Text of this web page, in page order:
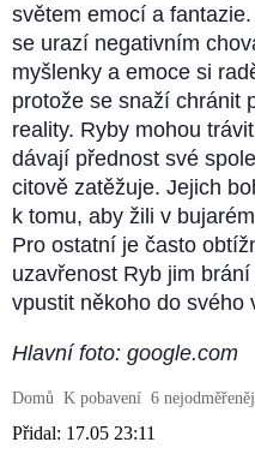
světem emocí a
se urazí negativním
myšlenky a emoce si
protože se snaží chránit
reality. Ryby mohou
dávají přednost své
citově zatěžuje. Jejich
k tomu, aby žili v
Pro ostatní je často
uzavřenost Ryb jim
vpustit někoho do svého
Hlavní foto: google.com
Domů K pobavení 6
Přidal: 17.05 23:11